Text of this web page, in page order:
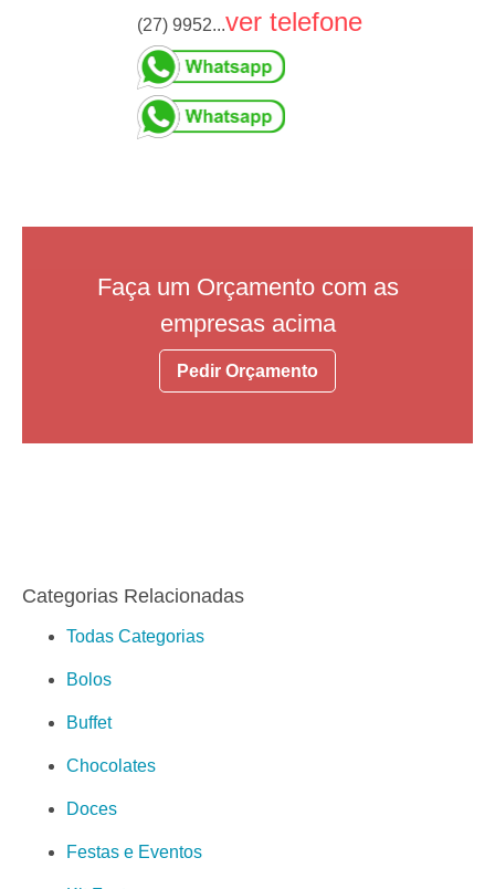
(27) 9952...ver telefone
Faça um Orçamento com as
empresas acima
Pedir Orçamento
Categorias Relacionadas
Todas Categorias
Bolos
Buffet
Chocolates
Doces
Festas e Eventos